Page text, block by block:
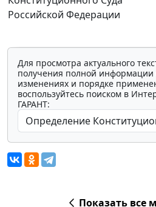
Российской Федерации
Для просмотра актуального
получения полной информации
изменениях и порядке
воспользуйтесь поиском в
ГАРАНТ:
Показать все